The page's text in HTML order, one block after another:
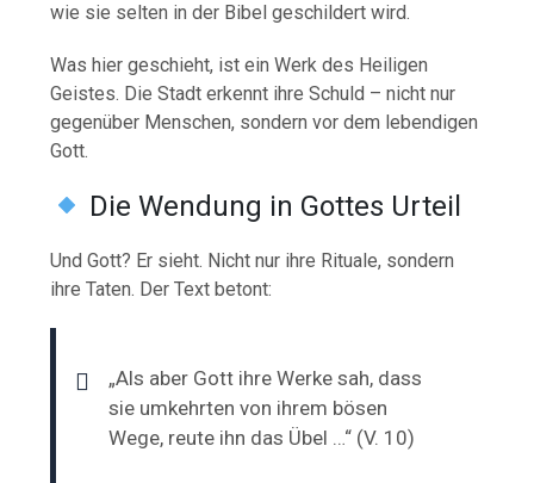
wie sie selten in der Bibel geschildert wird.
Was hier geschieht, ist ein Werk des Heiligen
Geistes. Die Stadt erkennt ihre Schuld – nicht nur
gegenüber Menschen, sondern vor dem lebendigen
Gott.
Die Wendung in Gottes Urteil
Und Gott? Er sieht. Nicht nur ihre Rituale, sondern
ihre Taten. Der Text betont:
„Als aber Gott ihre Werke sah, dass
sie umkehrten von ihrem bösen
Wege, reute ihn das Übel …“ (V. 10)